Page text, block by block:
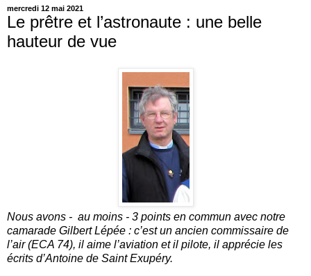
mercredi 12 mai 2021
Le prêtre et l’astronaute : une belle
hauteur de vue
Nous avons - au moins - 3 points en commun avec notre
camarade Gilbert Lépée : c’est un ancien commissaire de
l’air (ECA 74), il aime l’aviation et il pilote, il apprécie les
écrits d’Antoine de Saint Exupéry.